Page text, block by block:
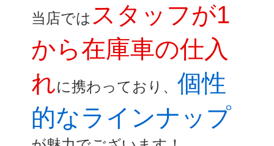
当店では スタッフが1
から在庫車の仕入
れに携わっており、 個性
的なラインナップ